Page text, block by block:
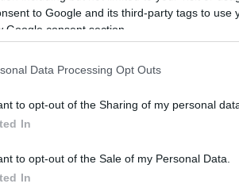
to Google and its third-party tags to use
Google consent section.
Data Processing Opt Outs
to opt-out of the Sharing of my personal
In
to opt-out of the Sale of my Personal Data.
In